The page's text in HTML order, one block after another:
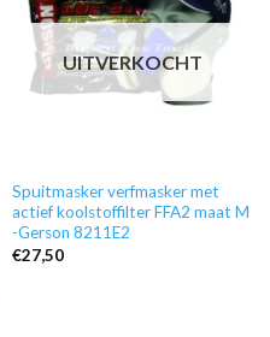
-ColorMatic aantal
UITVERKOCHT
Spuitmasker verfmasker met
actief koolstoffilter FFA2 maat M
-Gerson 8211E2
€27,50